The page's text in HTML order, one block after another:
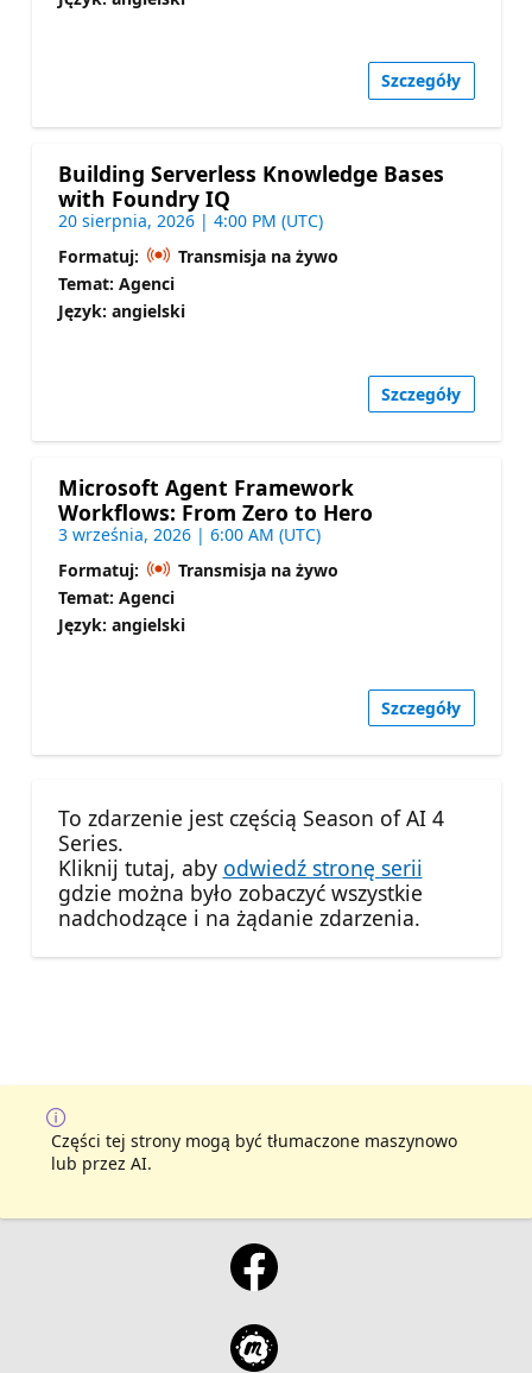
Szczegóły
Building Serverless Knowledge Bases
with Foundry IQ
20 sierpnia, 2026 | 4:00 PM (UTC)
Formatuj:
Transmisja na żywo
Temat: Agenci
Język: angielski
Szczegóły
Microsoft Agent Framework
Workflows: From Zero to Hero
3 września, 2026 | 6:00 AM (UTC)
Formatuj:
Transmisja na żywo
Temat: Agenci
Język: angielski
Szczegóły
To zdarzenie jest częścią Season of AI 4
Series.
Kliknij tutaj, aby odwiedź stronę serii
gdzie można było zobaczyć wszystkie
nadchodzące i na żądanie zdarzenia.
Części tej strony mogą być tłumaczone maszynowo
lub przez AI.